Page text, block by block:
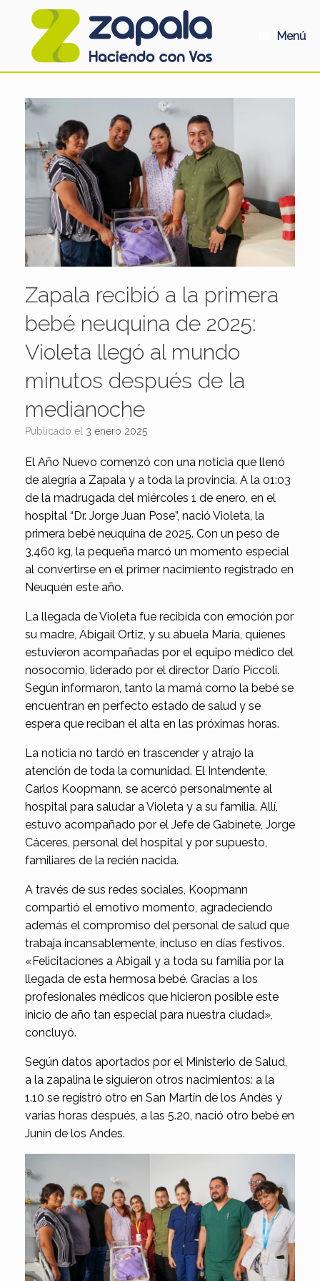
Menú
Zapala recibió a la primera
bebé neuquina de 2025:
Violeta llegó al mundo
minutos después de la
medianoche
Publicado el 3 enero 2025
El Año Nuevo comenzó con una noticia que llenó
de alegría a Zapala y a toda la provincia. A la 01:03
de la madrugada del miércoles 1 de enero, en el
hospital “Dr. Jorge Juan Pose”, nació Violeta, la
primera bebé neuquina de 2025. Con un peso de
3,460 kg, la pequeña marcó un momento especial
al convertirse en el primer nacimiento registrado en
Neuquén este año.
La llegada de Violeta fue recibida con emoción por
su madre, Abigail Ortiz, y su abuela María, quienes
estuvieron acompañadas por el equipo médico del
nosocomio, liderado por el director Darío Píccoli.
Según informaron, tanto la mamá como la bebé se
encuentran en perfecto estado de salud y se
espera que reciban el alta en las próximas horas.
La noticia no tardó en trascender y atrajo la
atención de toda la comunidad. El Intendente,
Carlos Koopmann, se acercó personalmente al
hospital para saludar a Violeta y a su familia. Allí,
estuvo acompañado por el Jefe de Gabinete, Jorge
Cáceres, personal del hospital y por supuesto,
familiares de la recién nacida.
A través de sus redes sociales, Koopmann
compartió el emotivo momento, agradeciendo
además el compromiso del personal de salud que
trabaja incansablemente, incluso en días festivos.
«Felicitaciones a Abigail y a toda su familia por la
llegada de esta hermosa bebé. Gracias a los
profesionales médicos que hicieron posible este
inicio de año tan especial para nuestra ciudad»,
concluyó.
Según datos aportados por el Ministerio de Salud,
a la zapalina le siguieron otros nacimientos: a la
1.10 se registró otro en San Martín de los Andes y
varias horas después, a las 5.20, nació otro bebé en
Junín de los Andes.